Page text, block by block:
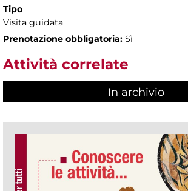
Tipo
Visita guidata
Prenotazione obbligatoria: Sì
Attività correlate
In archivio